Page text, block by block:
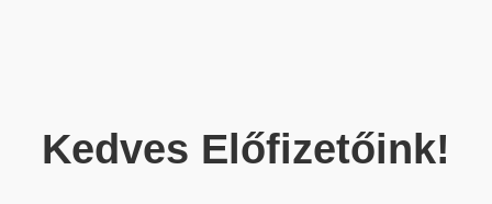
Kedves Előfizetőink!